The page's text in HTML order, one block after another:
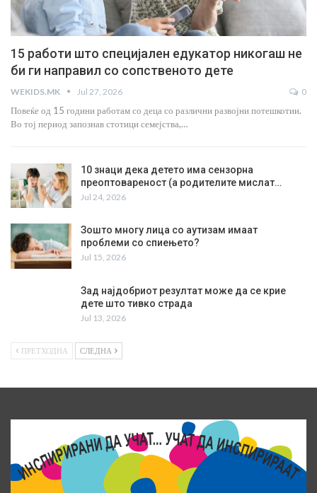
15 работи што специјален едукатор никогаш не
би ги направил со сопственото дете
WEKIDS.MK Jul 27, 2026 0
Повеќе од 15 години работам со деца со различни развојни потешкотии.
Во тој период запознав стотици семејства,…
10 знаци дека детето има сензорна
преоптовареност (а родителите мислат…
Jul 24, 2026
Зошто многу лица со аутизам имаат
проблеми со спиењето?
Jul 15, 2026
Зад најдобриот резултат може да се крие
дете што тивко страда
Jul 13, 2026
ПРЕТХОДНА СЛЕДНА